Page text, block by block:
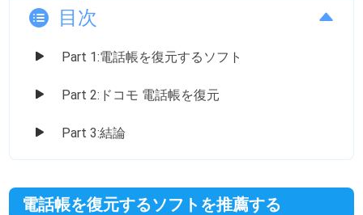
目次
Part 1:電話帳を復元するソフト
Part 2:ドコモ 電話帳を復元
Part 3:結論
電話帳を復元するソフトを推薦する